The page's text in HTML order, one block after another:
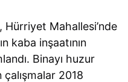
Mahallesi’nde
kaba inşaatının
Binayı huzur
2018